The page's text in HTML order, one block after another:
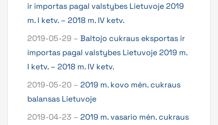
ir importas pagal valstybes Lietuvoje 2019
m. I ketv. – 2018 m. IV ketv.
2019-05-29 – Baltojo cukraus eksportas ir
importas pagal valstybes Lietuvoje 2019 m.
I ketv. – 2018 m. IV ketv.
2019-05-20 – 2019 m. kovo mėn. cukraus
balansas Lietuvoje
2019-04-23 – 2019 m. vasario mėn. cukraus